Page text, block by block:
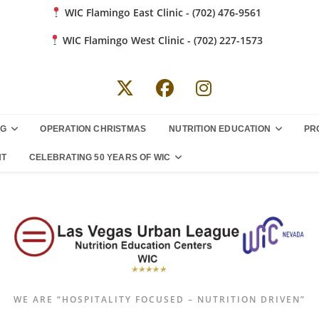
WIC Flamingo East Clinic - (702) 476-9561
WIC Flamingo West Clinic - (702) 227-1573
OPERATION CHRISTMAS NUTRITION EDUCATION
CELEBRATING 50 YEARS OF WIC
WE ARE “HOSPITALITY FOCUSED – NUTRITION DRIVEN”